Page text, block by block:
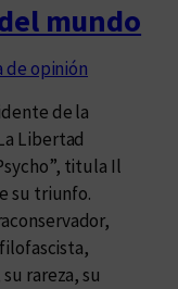
mundo
de opinión
de la
Libertad
titula Il
su triunfo.
rareza, su